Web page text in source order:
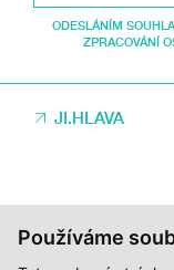
Používáme
ODESLÁNÍM
ZPRACOVÁNÍ
JI.HLAVA